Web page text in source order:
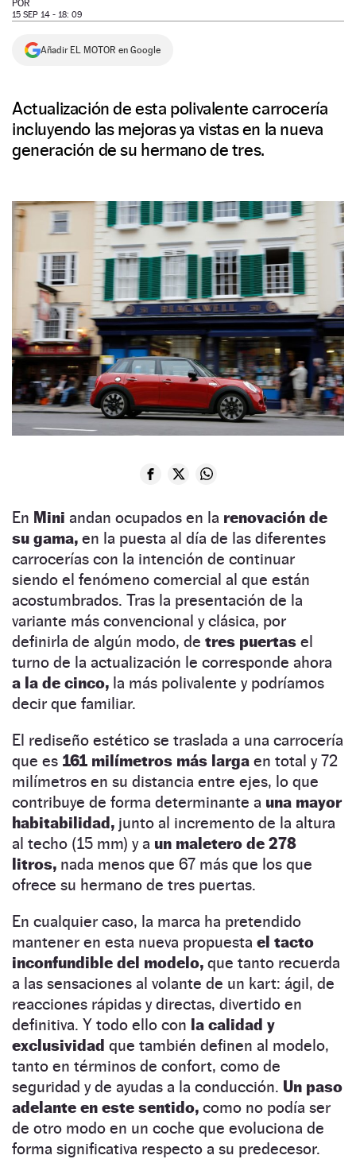
NEWSLETTER
POR
15 SEP 14 - 18: 09
Añadir EL MOTOR en Google
Actualización de esta polivalente carrocería
incluyendo las mejoras ya vistas en la nueva
generación de su hermano de tres.
En Mini andan ocupados en la renovación de
su gama, en la puesta al día de las diferentes
carrocerías con la intención de continuar
siendo el fenómeno comercial al que están
acostumbrados. Tras la presentación de la
variante más convencional y clásica, por
definirla de algún modo, de tres puertas el
turno de la actualización le corresponde ahora
a la de cinco, la más polivalente y podríamos
decir que familiar.
El rediseño estético se traslada a una carrocería
que es 161 milímetros más larga en total y 72
milímetros en su distancia entre ejes, lo que
contribuye de forma determinante a una mayor
habitabilidad, junto al incremento de la altura
al techo (15 mm) y a un maletero de 278
litros, nada menos que 67 más que los que
ofrece su hermano de tres puertas.
En cualquier caso, la marca ha pretendido
mantener en esta nueva propuesta el tacto
inconfundible del modelo, que tanto recuerda
a las sensaciones al volante de un kart: ágil, de
reacciones rápidas y directas, divertido en
definitiva. Y todo ello con la calidad y
exclusividad que también definen al modelo,
tanto en términos de confort, como de
seguridad y de ayudas a la conducción. Un paso
adelante en este sentido, como no podía ser
de otro modo en un coche que evoluciona de
forma significativa respecto a su predecesor.